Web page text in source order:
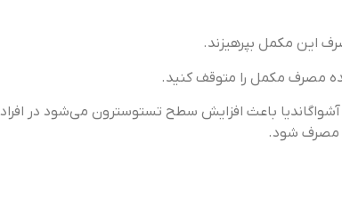
این مکمل بپرهیزند.
آشواگاندیا باعث افزایش سطح تستوسترون می‌شود در افراد
مصرف شود.